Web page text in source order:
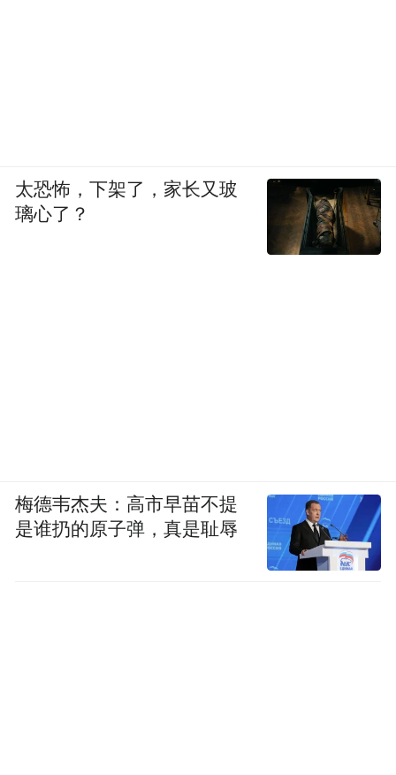
太恐怖，下架了，家长又玻
璃心了？
梅德韦杰夫：高市早苗不提
是谁扔的原子弹，真是耻辱